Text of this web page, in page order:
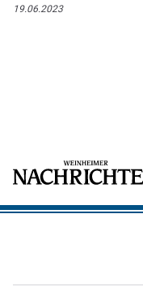
19.06.2023